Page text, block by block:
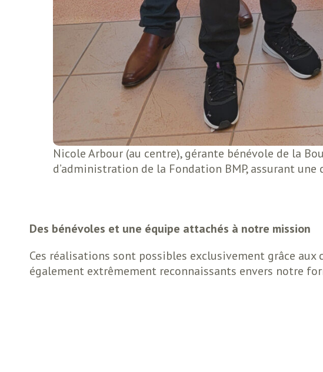
Nicole Arbour (au centre), gérante bénévole de la
d’administration de la Fondation BMP, assurant
Des bénévoles et une équipe attachés à notre mission
Ces réalisations sont possibles exclusivement grâce
également extrêmement reconnaissants envers notre